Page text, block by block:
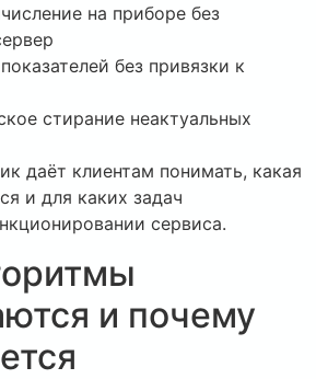
на приборе без
без привязки к
стирание неактуальных
даёт клиентам понимать, какая
и для каких задач
сервиса.
и почему